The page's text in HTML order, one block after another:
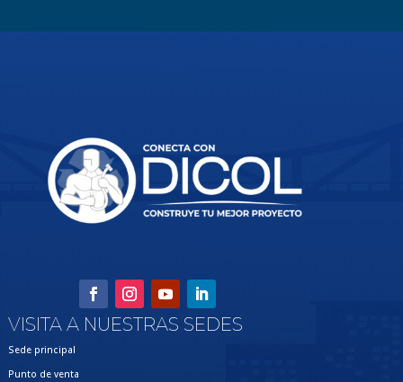
VISITA A NUESTRAS SEDES
Sede principal
Punto de venta